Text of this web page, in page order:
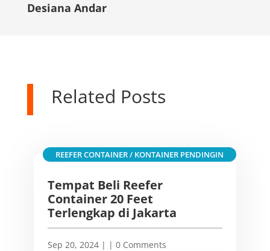
Desiana Andar
Related Posts
Tempat Beli Reefer
Container 20 Feet
Terlengkap di Jakarta
Sep 20, 2024|
REEFER CONTAINER / KONTAINER PENDINGIN
| 0 Comments